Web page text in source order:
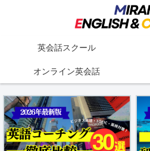
英会話スクール
オンライン英会話